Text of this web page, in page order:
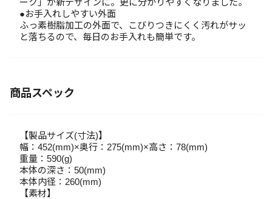
ーク」が新デザインに。更に分かりやすくなりました。
●お手入れしやすい外面
ふっ素樹脂加工の外面で、こびりつきにくく汚れがサッ
と落ちるので、毎日のお手入れも簡単です。
商品スペック
【製品サイズ(寸法)】
幅：452(mm)×奥行：275(mm)×高さ：78(mm)
重量：590(g)
本体の深さ：50(mm)
本体内径：260(mm)
【素材】